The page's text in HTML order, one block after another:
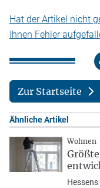
Hat der Artikel nicht
Ihnen Fehler
Zur Startseite
Ähnliche Artikel
Wohnen